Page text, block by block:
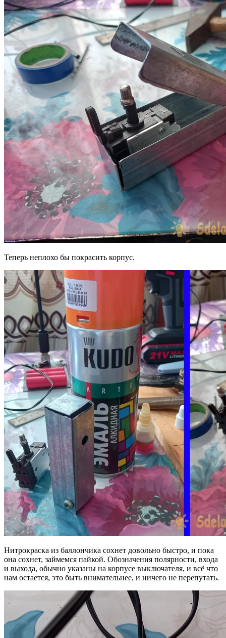
Теперь неплохо бы покрасить корпус.
Нитрокраска из баллончика сохнет довольно быстро, и пока
она сохнет, займемся пайкой. Обозначения полярности, входа
и выхода, обычно указаны на корпусе выключателя, и всё что
нам остается, это быть внимательнее, и ничего не перепутать.